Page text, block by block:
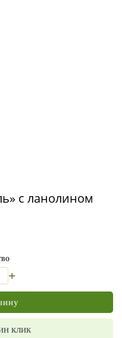
с ланолином
+
клик